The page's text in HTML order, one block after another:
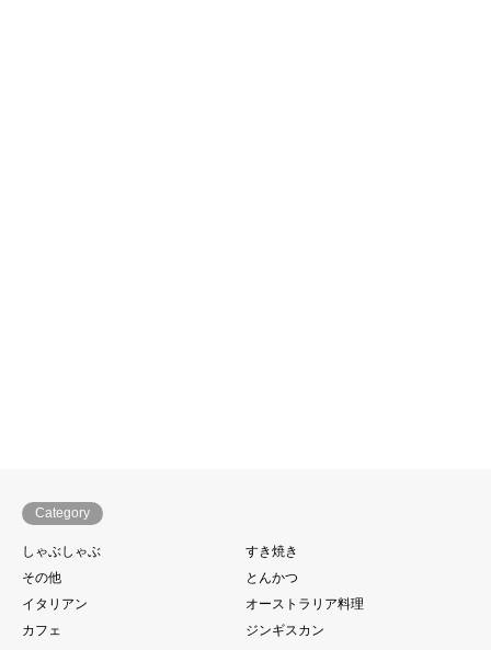
Category
しゃぶしゃぶ
すき焼き
その他
とんかつ
イタリアン
オーストラリア料理
カフェ
ジンギスカン